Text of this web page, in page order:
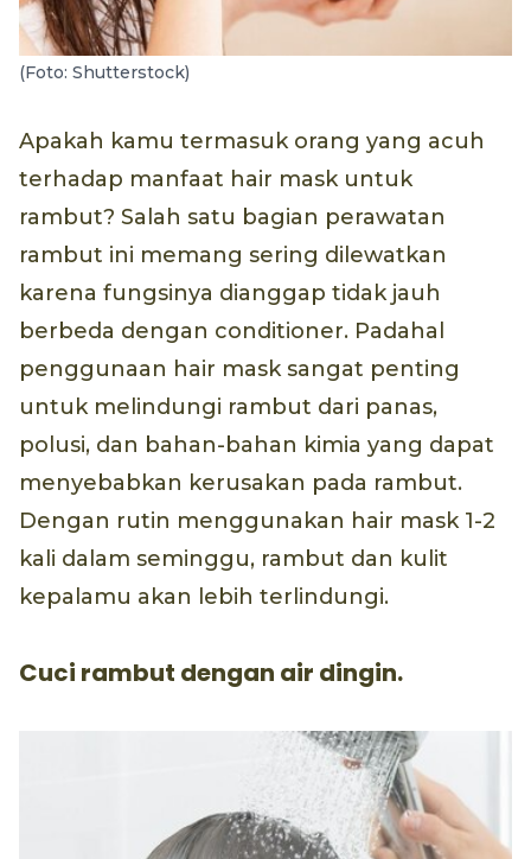
(Foto: Shutterstock)
Apakah kamu termasuk orang yang acuh
terhadap manfaat hair mask untuk
rambut? Salah satu bagian perawatan
rambut ini memang sering dilewatkan
karena fungsinya dianggap tidak jauh
berbeda dengan conditioner. Padahal
penggunaan hair mask sangat penting
untuk melindungi rambut dari panas,
polusi, dan bahan-bahan kimia yang dapat
menyebabkan kerusakan pada rambut.
Dengan rutin menggunakan hair mask 1-2
kali dalam seminggu, rambut dan kulit
kepalamu akan lebih terlindungi.
Cuci rambut dengan air dingin.